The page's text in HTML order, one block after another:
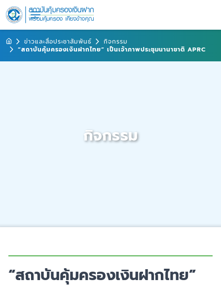
ข่าวและสื่อประชาสัมพันธ์
กิจกรรม
“สถาบันคุ้มครองเงินฝากไทย” เป็นเจ้าภาพประชุมนานาชาติ APRC
กิจกรรม
“สถาบันคุ้มครองเงินฝากไทย”